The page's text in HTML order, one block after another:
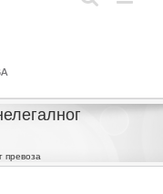
превоза